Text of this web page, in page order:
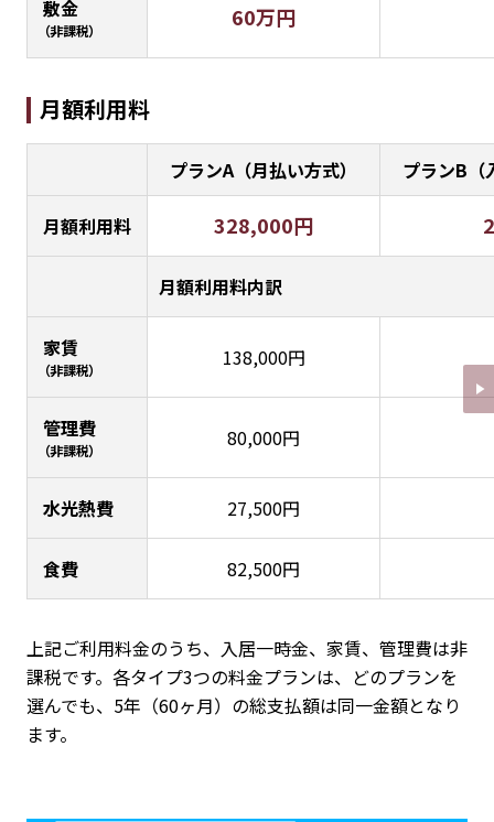
敷金
（非課税） 60万円
月額利用料
プランA（月払い方式） プランB（
月額利用料 328,000円
月額利用料内訳
家賃
（非課税） 138,000円
管理費
（非課税） 80,000円
水光熱費 27,500円
食費 82,500円
上記ご利用料金のうち、入居一時金、家賃、管理費は非
課税です。各タイプ3つの料金プランは、どのプランを
選んでも、5年（60ヶ月）の総支払額は同一金額となり
ます。